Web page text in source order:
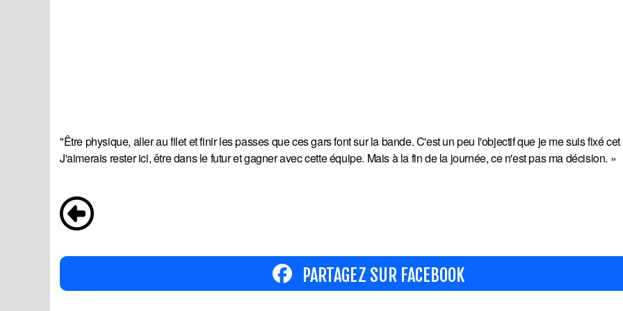
"Être physique, aller au filet et finir les passes que ces gars font sur la bande. C'est un peu l'objectif que je me suis fixé cet
J'aimerais rester ici, être dans le futur et gagner avec cette équipe. Mais à la fin de la journée, ce n'est pas ma décision. »
PARTAGEZ SUR FACEBOOK